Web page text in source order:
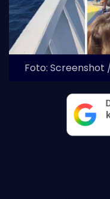
Foto: Screenshot